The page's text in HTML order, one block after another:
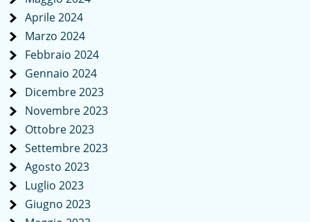
Aprile 2024
Marzo 2024
Febbraio 2024
Gennaio 2024
Dicembre 2023
Novembre 2023
Ottobre 2023
Settembre 2023
Agosto 2023
Luglio 2023
Giugno 2023